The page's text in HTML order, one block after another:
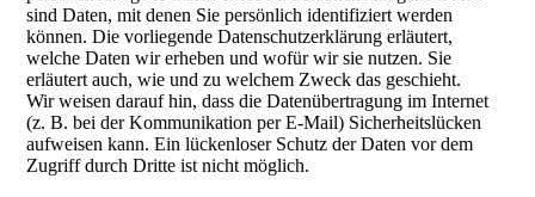
sind Daten, mit denen Sie persönlich identifiziert werden
können. Die vorliegende Datenschutzerklärung erläutert,
welche Daten wir erheben und wofür wir sie nutzen. Sie
erläutert auch, wie und zu welchem Zweck das geschieht.
Wir weisen darauf hin, dass die Datenübertragung im Internet
(z. B. bei der Kommunikation per E-Mail) Sicherheitslücken
aufweisen kann. Ein lückenloser Schutz der Daten vor dem
Zugriff durch Dritte ist nicht möglich.